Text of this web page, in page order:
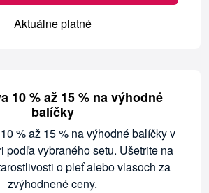
Aktuálne platné
10 % až 15 % na výhodné
balíčky
% až 15 % na výhodné balíčky v
podľa vybraného setu. Ušetrite na
o pleť alebo vlasoch za
zvýhodnené ceny.